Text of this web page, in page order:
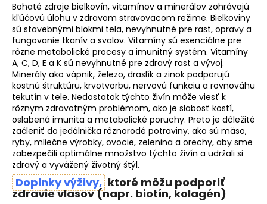
Bohaté zdroje bielkovín, vitamínov a minerálov zohrávajú
kľúčovú úlohu v zdravom stravovacom režime. Bielkoviny
sú stavebnými blokmi tela, nevyhnutné pre rast, opravy a
fungovanie tkanív a svalov. Vitamíny sú esenciálne pre
rôzne metabolické procesy a imunitný systém. Vitamíny
A, C, D, E a K sú nevyhnutné pre zdravý rast a vývoj.
Minerály ako vápnik, železo, draslík a zinok podporujú
kostnú štruktúru, krvotvorbu, nervovú funkciu a rovnováhu
tekutín v tele. Nedostatok týchto živín môže viesť k
rôznym zdravotným problémom, ako je slabosť kostí,
oslabená imunita a metabolické poruchy. Preto je dôležité
začleniť do jedálnička rôznorodé potraviny, ako sú mäso,
ryby, mliečne výrobky, ovocie, zelenina a orechy, aby sme
zabezpečili optimálne množstvo týchto živín a udržali si
zdravý a vyvážený životný štýl.
Doplnky výživy, ktoré môžu podporiť
zdravie vlasov (napr. biotín, kolagén)